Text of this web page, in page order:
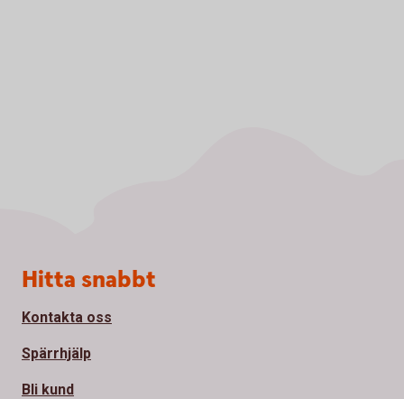
Sidfot
Hitta snabbt
Kontakta oss
Spärrhjälp
Bli kund